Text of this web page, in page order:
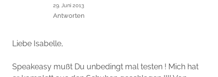
29. Juni 2013
Antworten
Liebe Isabelle,
Speakeasy mußt Du unbedingt mal testen ! Mich hat